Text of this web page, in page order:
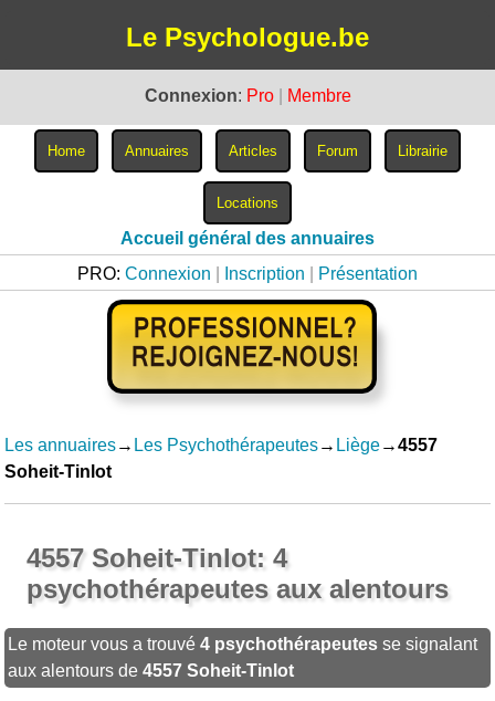
Le Psychologue.be
Connexion: Pro Membre
Accueil général des annuaires
PRO: Connexion Inscription Présentation
Les annuaires→ Les Psychothérapeutes→ Liège→4557
Soheit-Tinlot
4557 Soheit-Tinlot: 4
psychothérapeutes aux alentours
Le moteur vous a trouvé4 psychothérapeutes se signalant
aux alentours de4557 Soheit-Tinlot